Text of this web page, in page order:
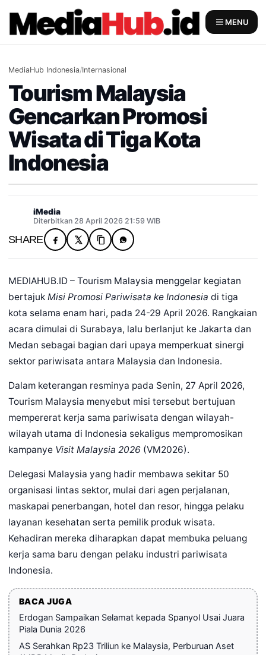
content
MENU
MediaHub Indonesia/Internasional
Tourism Malaysia
Gencarkan Promosi
Wisata di Tiga Kota
Indonesia
iMedia
Diterbitkan 28 April 2026 21:59 WIB
SHARE
MEDIAHUB.ID – Tourism Malaysia menggelar kegiatan
bertajuk Misi Promosi Pariwisata ke Indonesia di tiga
kota selama enam hari, pada 24-29 April 2026. Rangkaian
acara dimulai di Surabaya, lalu berlanjut ke Jakarta dan
Medan sebagai bagian dari upaya memperkuat sinergi
sektor pariwisata antara Malaysia dan Indonesia.
Dalam keterangan resminya pada Senin, 27 April 2026,
Tourism Malaysia menyebut misi tersebut bertujuan
mempererat kerja sama pariwisata dengan wilayah-
wilayah utama di Indonesia sekaligus mempromosikan
kampanye Visit Malaysia 2026 (VM2026).
Delegasi Malaysia yang hadir membawa sekitar 50
organisasi lintas sektor, mulai dari agen perjalanan,
maskapai penerbangan, hotel dan resor, hingga pelaku
layanan kesehatan serta pemilik produk wisata.
Kehadiran mereka diharapkan dapat membuka peluang
kerja sama baru dengan pelaku industri pariwisata
Indonesia.
BACA JUGA
Erdogan Sampaikan Selamat kepada Spanyol Usai Juara
Piala Dunia 2026
AS Serahkan Rp23 Triliun ke Malaysia, Perburuan Aset